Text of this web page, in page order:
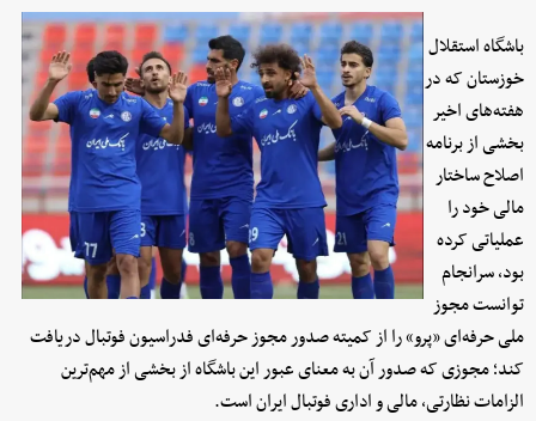
باشگاه استقلال
خوزستان که در
هفته‌های اخیر
بخشی از برنامه
اصلاح ساختار
مالی خود را
عملیاتی کرده
بود، سرانجام
توانست مجوز
ملی حرفه‌ای «پرو» را از کمیته صدور مجوز حرفه‌ای فدراسیون فوتبال دریافت
کند؛ مجوزی که صدور آن به معنای عبور این باشگاه از بخشی از مهم‌ترین
الزامات نظارتی، مالی و اداری فوتبال ایران است.